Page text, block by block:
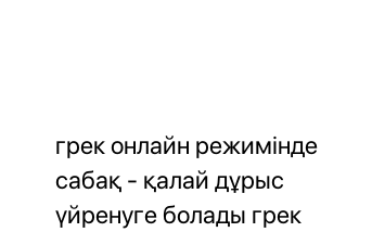
грек онлайн режимінде
сабақ - қалай дұрыс
үйренуге болады грек